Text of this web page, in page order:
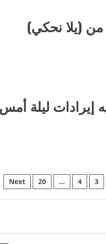
من (يلا نحكي)
إيرادات ليلة
3
4
…
20
Next